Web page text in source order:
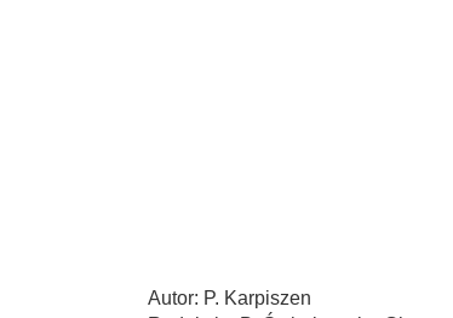
Autor: P. Karpiszen